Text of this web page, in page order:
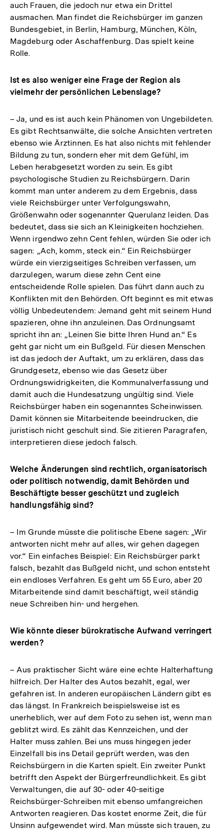
auch Frauen, die jedoch nur etwa ein Drittel
ausmachen. Man findet die Reichsbürger im ganzen
Bundesgebiet, in Berlin, Hamburg, München, Köln,
Magdeburg oder Aschaffenburg. Das spielt keine
Rolle.
Ist es also weniger eine Frage der Region als
vielmehr der persönlichen Lebenslage?
– Ja, und es ist auch kein Phänomen von Ungebildeten.
Es gibt Rechtsanwälte, die solche Ansichten vertreten
ebenso wie Ärztinnen. Es hat also nichts mit fehlender
Bildung zu tun, sondern eher mit dem Gefühl, im
Leben herabgesetzt worden zu sein. Es gibt
psychologische Studien zu Reichsbürgern. Darin
kommt man unter anderem zu dem Ergebnis, dass
viele Reichsbürger unter Verfolgungswahn,
Größenwahn oder sogenannter Querulanz leiden. Das
bedeutet, dass sie sich an Kleinigkeiten hochziehen.
Wenn irgendwo zehn Cent fehlen, würden Sie oder ich
sagen: „Ach, komm, steck ein.“ Ein Reichsbürger
würde ein vierzigseitiges Schreiben verfassen, um
darzulegen, warum diese zehn Cent eine
entscheidende Rolle spielen. Das führt dann auch zu
Konflikten mit den Behörden. Oft beginnt es mit etwas
völlig Unbedeutendem: Jemand geht mit seinem Hund
spazieren, ohne ihn anzuleinen. Das Ordnungsamt
spricht ihn an: „Leinen Sie bitte Ihren Hund an.“ Es
geht gar nicht um ein Bußgeld. Für diesen Menschen
ist das jedoch der Auftakt, um zu erklären, dass das
Grundgesetz, ebenso wie das Gesetz über
Ordnungswidrigkeiten, die Kommunalverfassung und
damit auch die Hundesatzung ungültig sind. Viele
Reichsbürger haben ein sogenanntes Scheinwissen.
Damit können sie Mitarbeitende beeindrucken, die
juristisch nicht geschult sind. Sie zitieren Paragrafen,
interpretieren diese jedoch falsch.
Welche Änderungen sind rechtlich, organisatorisch
oder politisch notwendig, damit Behörden und
Beschäftigte besser geschützt und zugleich
handlungsfähig sind?
– Im Grunde müsste die politische Ebene sagen: „Wir
antworten nicht mehr auf alles, wir gehen dagegen
vor.“ Ein einfaches Beispiel: Ein Reichsbürger parkt
falsch, bezahlt das Bußgeld nicht, und schon entsteht
ein endloses Verfahren. Es geht um 55 Euro, aber 20
Mitarbeitende sind damit beschäftigt, weil ständig
neue Schreiben hin- und hergehen.
Wie könnte dieser bürokratische Aufwand verringert
werden?
– Aus praktischer Sicht wäre eine echte Halterhaftung
hilfreich. Der Halter des Autos bezahlt, egal, wer
gefahren ist. In anderen europäischen Ländern gibt es
das längst. In Frankreich beispielsweise ist es
unerheblich, wer auf dem Foto zu sehen ist, wenn man
geblitzt wird. Es zählt das Kennzeichen, und der
Halter muss zahlen. Bei uns muss hingegen jeder
Einzelfall bis ins Detail geprüft werden, was den
Reichsbürgern in die Karten spielt. Ein zweiter Punkt
betrifft den Aspekt der Bürgerfreundlichkeit. Es gibt
Verwaltungen, die auf 30- oder 40-seitige
Reichsbürger-Schreiben mit ebenso umfangreichen
Antworten reagieren. Das kostet enorme Zeit, die für
Unsinn aufgewendet wird. Man müsste sich trauen, zu